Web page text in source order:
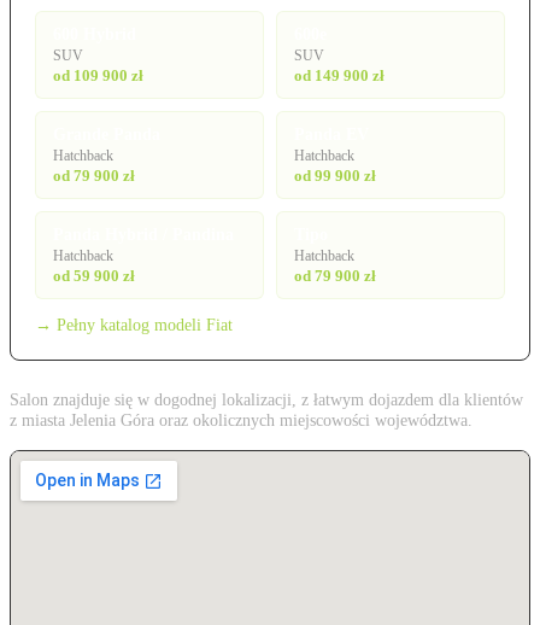
SUV
od 109 900 zł
SUV
od 149 900 zł
Hatchback
od 79 900 zł
Hatchback
od 99 900 zł
Hatchback
od 59 900 zł
Hatchback
od 79 900 zł
→ Pełny katalog modeli Fiat
Salon znajduje się w dogodnej lokalizacji, z łatwym dojazdem dla klientów
z miasta Jelenia Góra oraz okolicznych miejscowości województwa.